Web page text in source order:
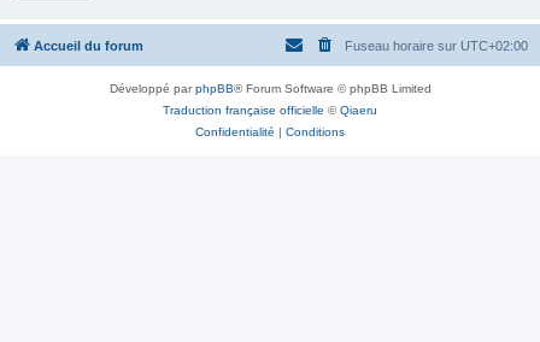
Accueil du forum Fuseau horaire sur UTC+02:00
Développé parphpBB® Forum Software © phpBB Limited
Traduction française officielle ©Qiaeru
Confidentialité | Conditions